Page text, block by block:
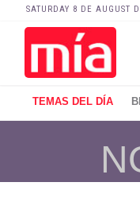
SATURDAY 8 DE AUGUST
TEMAS DEL DÍA